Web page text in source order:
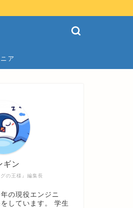
ア
グの王様』編集長
ギン
の現役エンジニ
しています。 学生